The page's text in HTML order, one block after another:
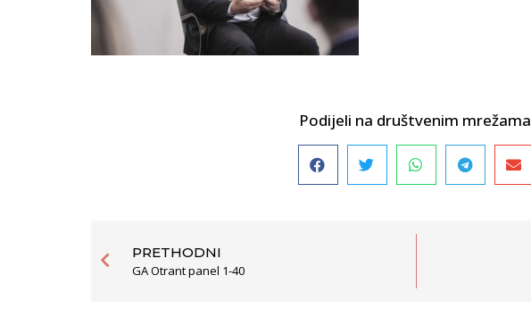
Podijeli na društvenim mrežama
PRETHODNI
GA Otrant panel 1-40